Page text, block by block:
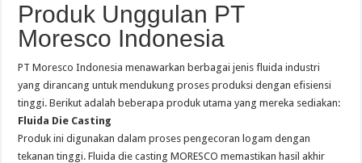
Produk Unggulan PT
Moresco Indonesia
PT Moresco Indonesia menawarkan berbagai jenis fluida industri
yang dirancang untuk mendukung proses produksi dengan efisiensi
tinggi. Berikut adalah beberapa produk utama yang mereka sediakan:
Fluida Die Casting
Produk ini digunakan dalam proses pengecoran logam dengan
tekanan tinggi. Fluida die casting MORESCO memastikan hasil akhir